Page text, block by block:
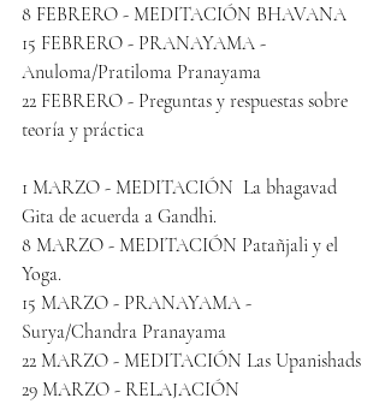
8 FEBRERO - MEDITACIÓN BHAVANA
15 FEBRERO - PRANAYAMA -
Anuloma/Pratiloma Pranayama
22 FEBRERO - Preguntas y respuestas sobre
teoría y práctica
1 MARZO - MEDITACIÓN  La bhagavad
Gita de acuerda a Gandhi.
8 MARZO - MEDITACIÓN Patañjali y el
Yoga.
15 MARZO - PRANAYAMA -
Surya/Chandra Pranayama
22 MARZO - MEDITACIÓN Las Upanishads
29 MARZO - RELAJACIÓN